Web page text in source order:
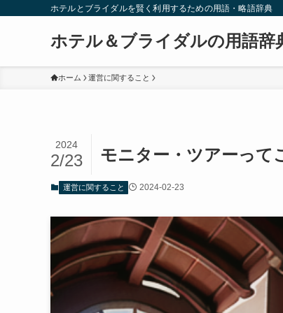
ホテルとブライダルを賢く利用するための用語・略語辞典
ホテル＆ブライダルの用語辞
ホーム 運営に関すること
モニター・ツアーって
2024
2/23
運営に関すること 2024-02-23